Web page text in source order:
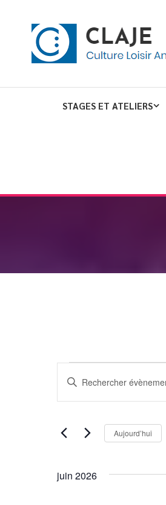
Claje
STAGES ET ATELIERS
Recherche
et
navigation
de
vues
Saisir
Rechercher
Évènements
mot-
Aujourd’hui
juin 2026